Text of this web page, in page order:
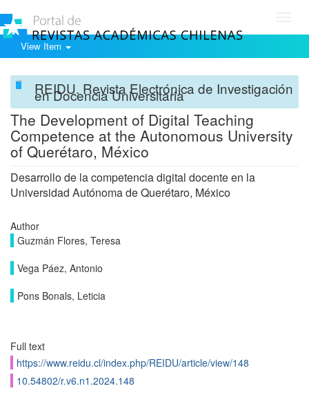
View Item
REIDU. Revista Electrónica de Investigación
en Docencia Universitaria
The Development of Digital Teaching
Competence at the Autonomous University
of Querétaro, México
Desarrollo de la competencia digital docente en la
Universidad Autónoma de Querétaro, México
Author
Guzmán Flores, Teresa
Vega Páez, Antonio
Pons Bonals, Leticia
Full text
https://www.reidu.cl/index.php/REIDU/article/view/148
10.54802/r.v6.n1.2024.148